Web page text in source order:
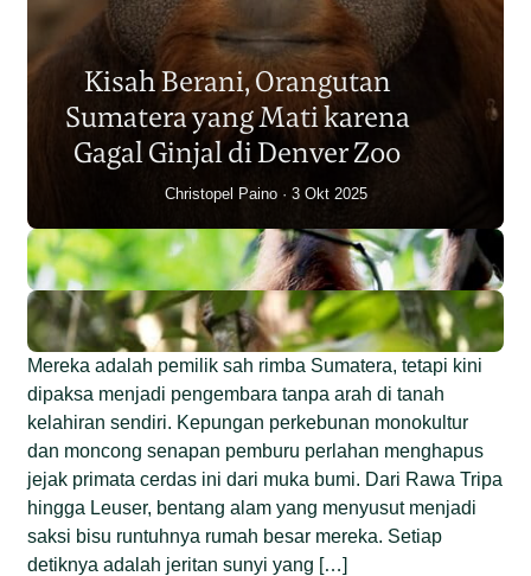
Populasi Orangutan
Sumatera Berkurang 2.700
Individu dalam Satu Dekade?
Junaidi Hanafiah 14 Jul 2026
Kisah Berani, Orangutan
Sumatera yang Mati karena
Gagal Ginjal di Denver Zoo
Christopel Paino 3 Okt 2025
Mereka adalah pemilik sah rimba Sumatera, tetapi kini
dipaksa menjadi pengembara tanpa arah di tanah
kelahiran sendiri. Kepungan perkebunan monokultur
dan moncong senapan pemburu perlahan menghapus
jejak primata cerdas ini dari muka bumi. Dari Rawa Tripa
hingga Leuser, bentang alam yang menyusut menjadi
saksi bisu runtuhnya rumah besar mereka. Setiap
detiknya adalah jeritan sunyi yang […]